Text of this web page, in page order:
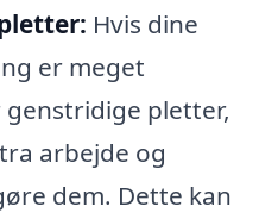
Hvis dine
er meget
genstridige pletter,
arbejde og
dem. Dette kan